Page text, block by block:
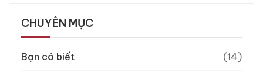
CHUYÊN MỤC
Bạn có biết (14)